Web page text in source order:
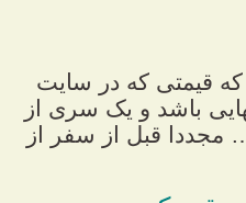
که قیمتی که در سایت
باشد و یک سری از
مجددا قبل از سفر از